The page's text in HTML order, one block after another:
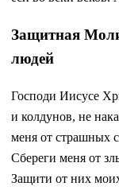
Защитная
людей
Господи Иисусе
и колдунов, не
меня от страшных
Сбереги меня от
Защити от них